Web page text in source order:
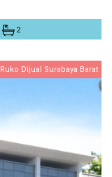
2
Ruko Dijual Surabaya Barat